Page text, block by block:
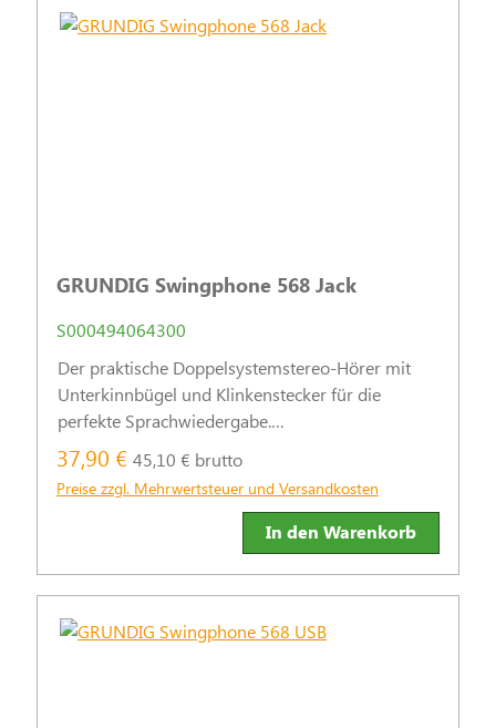
GRUNDIG Swingphone 568 Jack
S000494064300
Der praktische Doppelsystemstereo-Hörer mit
Unterkinnbügel und Klinkenstecker für die
perfekte Sprachwiedergabe.
Lautstärkebegrenzung: 85 dB. Verstauen ohne
Kabelsalat dank der Schnelltrennkupplung!
37,90 € 45,10 € brutto
Preise zzgl. Mehrwertsteuer und Versandkosten
In den Warenkorb